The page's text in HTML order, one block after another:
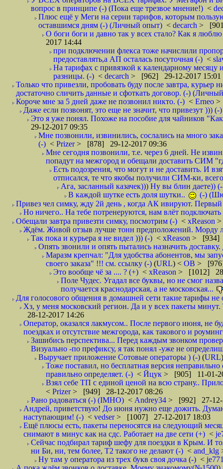
вопрос в принципе (-) (Пока еще трезвое мнение!) <
Плюс ещё у Меги на серии тарифов, которым
оставшимся дням (-) (Личный опыт) < decarch >
О боги боги и давно так у всех стало? Как я
2017 14:44
при подключении флекса тоже начислили
предоставлять,а АП осталась посуточная (-) <
На тарифах с привязкой к календарному
разницы. (-) < decarch > [962] 29-12-2017 15:01
Только что привезли, пробовать буду после завтра,
достаточно сличить данные и сфоткать договор. (-)
Короче мне за 5 дней даже не позвонил никто. (-) < Erneo >
Даже если позвонят, это еще не значит, что привезут ))) (-)
Это я уже понял. Похоже на пособие для чайников
29-12-2017 09:35
Мне позвонили, извинились, сослались на много
(-) < Prizer> [878] 29-12-2017 09:36
Мне сегодня позвонили, т.е. через 6 дней. Не
попадут на межгород и обещали доставить СИМ
Есть подозрения, что могут и не доставить. И
отписался, те что якобы получили СИМ-ки,
Ага, засланный казачек))) Ну вы блин даете))
В каждой шутке есть доля шутки..
(-)
Привез чел симку, жду 2й день , когда АК ивируют. Первый
Но ничего.. На тебе потренеруются, нам влёт подключать
Обещали завтра привезти симку, посмотрим (-) < xReason
Ждём. Живой отзыв лучше тонн предположений. Морду
Так пока и курьера я не видел ))) (-) < xReason > [934]
Опять звонили и опять пытались назначить
Маразм крепчал: "Для удобства абонентов, мы
своего заказа" !!! см. ссылку (-) (URL) < ОВ >
Это вообще чё за .... ? (+) < xReason > [1012]
Поле Чудес. Угадал все буквы, но не смог
получается краснодарская, а не московская...
Для голосового общения в домашней сети такие тарифы не
Хз, у меня московский регион. Да и у всех пакеты
28-12-2017 14:26
Оператор, оказался лакмусом.. После первого июня, не
поездках и отсутствие межгорода, как такового и
Зашибись перспектива... Перед каждым звонком
Визуально -по префиксу, я так понял -уже не
Выручает приложение Сотовые операторы ) (-) (URL
Тоже поставил, но бесплатная версия
правильно определяет. (-) < Йцук > [905] 11-01-
Взял себе ТП с единой ценой на всю страну..
< Prizer> [949] 28-12-2017 08:26
Рано радоваться (-) (IMHO) < Andrey34 > [992] 27-12-
Андрей, приветствую! До июня нужно еще дожить.
наступающим! (-) < vedser> [1007] 27-12-2017 18:03
Ещё плюсы есть, пакеты переносятся на следующий
снимают в минус как на сдс. Работает на две сети (+) <
Сейчас подбирал тариф шефу для поездки в Крым. И
ни Би, ни, тем более, Т2 такого не делают (-) < and_klg
Ну там у оператора из трех букв своя дочка (-) <